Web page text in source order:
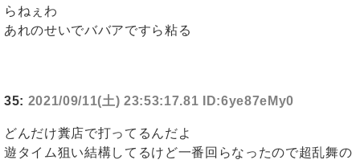
らねぇわ
あれのせいでババアですら粘る
35: 2021/09/11(土) 23:53:17.81 ID:6ye87eMy0
どんだけ糞店で打ってるんだよ
遊タイム狙い結構してるけど一番回らなったので超乱舞の